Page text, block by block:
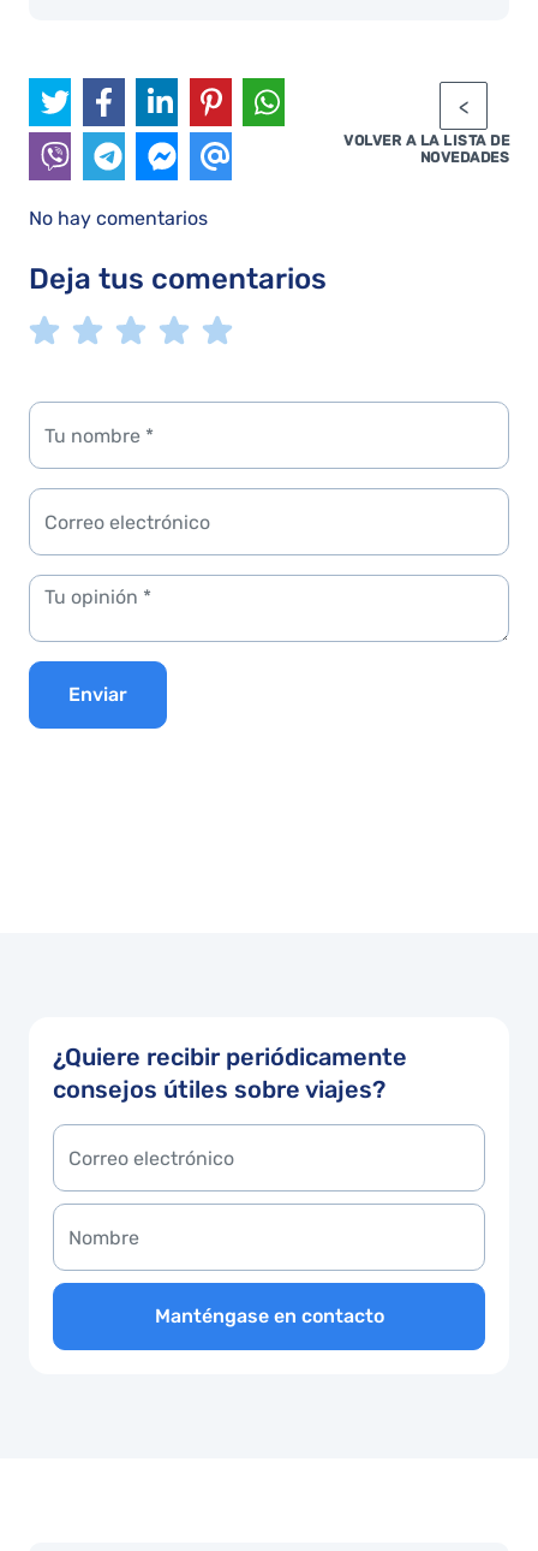
VOLVER A LA LISTA DE
NOVEDADES
No hay comentarios
Deja tus comentarios
Enviar
¿Quiere recibir periódicamente
consejos útiles sobre viajes?
Manténgase en contacto